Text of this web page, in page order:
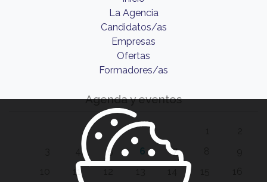
La Agencia
Candidatos/as
Empresas
Ofertas
Formadores/as
Agenda y eventos
5 6 7
11